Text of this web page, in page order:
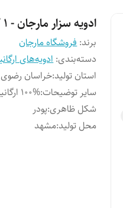
ادویه سزار مارجان - 1 کیلوگرم
برند:فروشگاه مارجان
دسته‌بندی:ادویه‌های
استان تولید:خراسان رضوی
سایر توضیحات:100% ارگانیک
شکل ظاهری:پودر
محل تولید:مشهد